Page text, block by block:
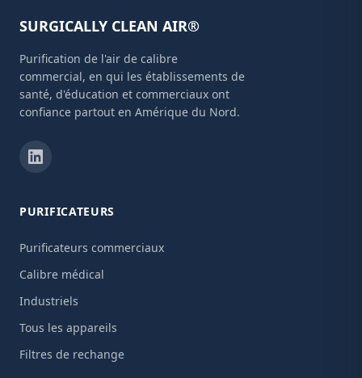
SURGICALLY CLEAN AIR®
Purification de l'air de calibre
commercial, en qui les établissements de
santé, d'éducation et commerciaux ont
confiance partout en Amérique du Nord.
PURIFICATEURS
Purificateurs commerciaux
Calibre médical
Industriels
Tous les appareils
Filtres de rechange